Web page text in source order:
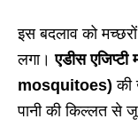
इस बदलाव को
लगा।एडीस एजिप्टी
mosquitoes) की
पानी की किल्लत से